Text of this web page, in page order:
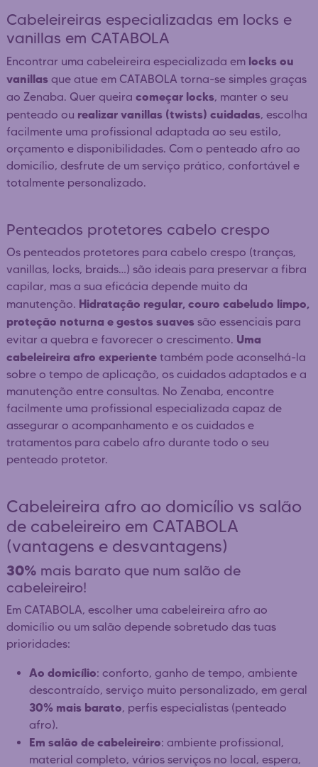
Cabeleireiras especializadas em locks e
vanillas em CATABOLA
Encontrar uma cabeleireira especializada em locks ou
vanillas que atue em CATABOLA torna-se simples graças
ao Zenaba. Quer queira começar locks, manter o seu
penteado ou realizar vanillas (twists) cuidadas, escolha
facilmente uma profissional adaptada ao seu estilo,
orçamento e disponibilidades. Com o penteado afro ao
domicílio, desfrute de um serviço prático, confortável e
totalmente personalizado.
Penteados protetores cabelo crespo
Os penteados protetores para cabelo crespo (tranças,
vanillas, locks, braids…) são ideais para preservar a fibra
capilar, mas a sua eficácia depende muito da
manutenção. Hidratação regular, couro cabeludo limpo,
proteção noturna e gestos suaves são essenciais para
evitar a quebra e favorecer o crescimento. Uma
cabeleireira afro experiente também pode aconselhá-la
sobre o tempo de aplicação, os cuidados adaptados e a
manutenção entre consultas. No Zenaba, encontre
facilmente uma profissional especializada capaz de
assegurar o acompanhamento e os cuidados e
tratamentos para cabelo afro durante todo o seu
penteado protetor.
Cabeleireira afro ao domicílio vs salão
de cabeleireiro em CATABOLA
(vantagens e desvantagens)
30% mais barato que num salão de
cabeleireiro!
Em CATABOLA, escolher uma cabeleireira afro ao
domicílio ou um salão depende sobretudo das tuas
prioridades:
Ao domicílio: conforto, ganho de tempo, ambiente
descontraído, serviço muito personalizado, em geral
30% mais barato, perfis especialistas (penteado
afro).
Em salão de cabeleireiro: ambiente profissional,
material completo, vários serviços no local, espera,